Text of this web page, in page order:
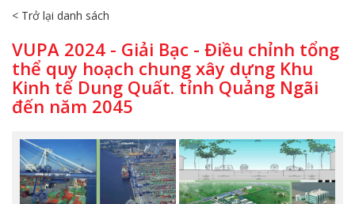
< Trở lại danh sách
VUPA 2024 - Giải Bạc - Điều chỉnh tổng
thể quy hoạch chung xây dựng Khu
Kinh tế Dung Quất. tỉnh Quảng Ngãi
đến năm 2045